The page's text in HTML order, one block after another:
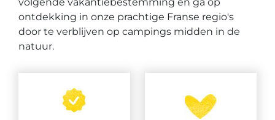
ontdekking in onze prachtige Franse regio's
door te verblijven op campings midden in de
natuur.